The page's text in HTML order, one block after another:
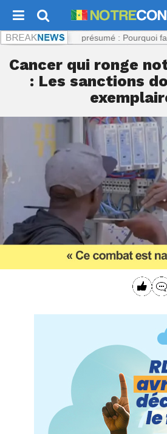
: Viol présumé : Pourquoi faut-il
Cancer qui ronge
: Les sanctions